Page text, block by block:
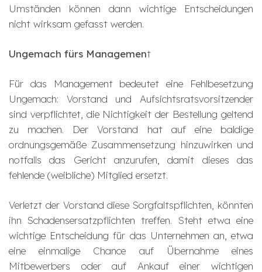
Umständen können dann wichtige Entscheidungen
nicht wirksam gefasst werden.
Ungemach fürs Management
Für das Management bedeutet eine Fehlbesetzung
Ungemach: Vorstand und Aufsichtsratsvorsitzender
sind verpflichtet, die Nichtigkeit der Bestellung geltend
zu machen. Der Vorstand hat auf eine baldige
ordnungsgemäße Zusammensetzung hinzuwirken und
notfalls das Gericht anzurufen, damit dieses das
fehlende (weibliche) Mitglied ersetzt.
Verletzt der Vorstand diese Sorgfaltspflichten, könnten
ihn Schadensersatzpflichten treffen. Steht etwa eine
wichtige Entscheidung für das Unternehmen an, etwa
eine einmalige Chance auf Übernahme eines
Mitbewerbers oder auf Ankauf einer wichtigen